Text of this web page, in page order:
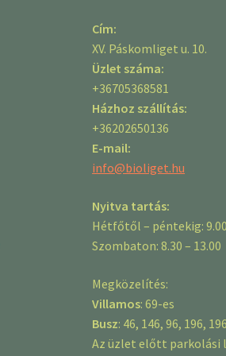
Cím:
XV. Páskomliget u. 10.
Üzlet száma:
+36705368581
Házhoz szállítás:
+36202650136
E-mail:
info@bioliget.hu
Nyitva tartás:
Hétfőtől – péntekig: 9.00
Szombaton: 8.30 – 13.00
Megközelítés:
Villamos: 69-es
Busz: 46, 146, 96, 196,
Az üzlet előtt